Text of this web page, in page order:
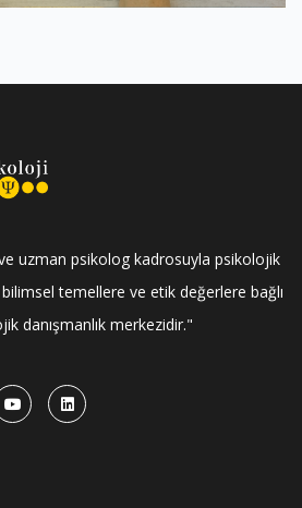
uzman psikolog kadrosuyla psikolojik
temellere ve etik değerlere bağlı
danışmanlık merkezidir."